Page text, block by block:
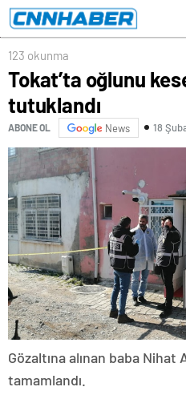
123 okunma
Tokat’ta oğlunu
tutuklandı
ABONE OL News 18
Gözaltına alınan baba
tamamlandı.